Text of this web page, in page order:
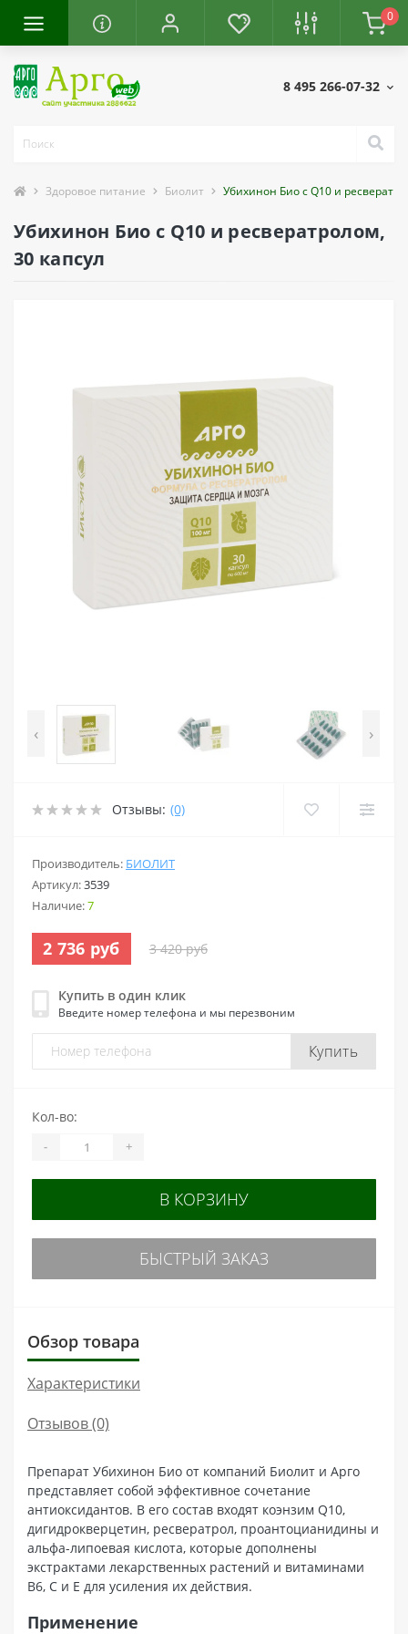
0
8 495 266-07-32
Здоровое питание Биолит Убихинон Био с Q10 и
Убихинон Био с Q10 и ресвератролом,
30 капсул
‹ ›
Отзывы: (0)
Производитель: БИОЛИТ
Артикул:3539
Наличие:7
2 736 руб 3 420 руб
Купить в один клик
Введите номер телефона и мы перезвоним
Купить
Кол-во:
- +
В КОРЗИНУ
БЫСТРЫЙ ЗАКАЗ
Обзор товара
Характеристики
Отзывов (0)
Препарат Убихинон Био от компаний Биолит и Арго
представляет собой эффективное сочетание
антиоксидантов. В его состав входят коэнзим Q10,
дигидрокверцетин, ресвератрол, проантоцианидины и
альфа-липоевая кислота, которые дополнены
экстрактами лекарственных растений и витаминами
В6, С и Е для усиления их действия.
Применение